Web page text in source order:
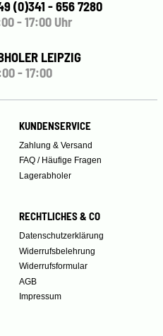
(0)341 - 656 7280
- 17:00 Uhr
LEIPZIG
- 17:00
KUNDENSERVICE
Zahlung & Versand
FAQ / Häufige Fragen
Lagerabholer
RECHTLICHES & CO
Datenschutzerklärung
Widerrufsbelehrung
Widerrufsformular
AGB
Impressum